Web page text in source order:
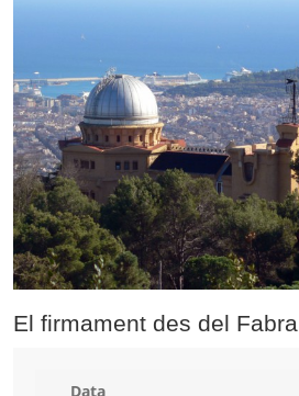
El firmament des del Fabra
Data